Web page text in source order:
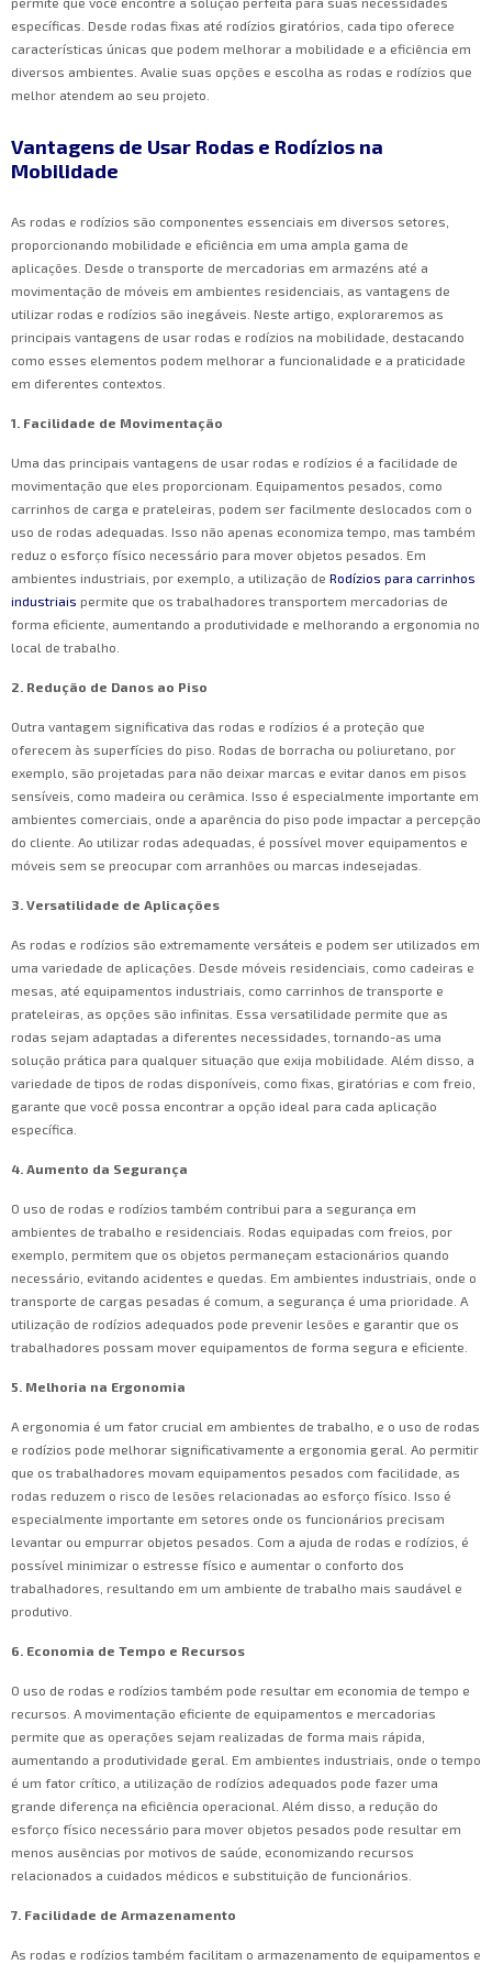
específicas. Desde rodas fixas até rodízios giratórios, cada tipo oferece
características únicas que podem melhorar a mobilidade e a eficiência em
diversos ambientes. Avalie suas opções e escolha as rodas e rodízios que
melhor atendem ao seu projeto.
Vantagens de Usar Rodas e Rodízios na
Mobilidade
As rodas e rodízios são componentes essenciais em diversos setores,
proporcionando mobilidade e eficiência em uma ampla gama de
aplicações. Desde o transporte de mercadorias em armazéns até a
movimentação de móveis em ambientes residenciais, as vantagens de
utilizar rodas e rodízios são inegáveis. Neste artigo, exploraremos as
principais vantagens de usar rodas e rodízios na mobilidade, destacando
como esses elementos podem melhorar a funcionalidade e a praticidade
em diferentes contextos.
1. Facilidade de Movimentação
Uma das principais vantagens de usar rodas e rodízios é a facilidade de
movimentação que eles proporcionam. Equipamentos pesados, como
carrinhos de carga e prateleiras, podem ser facilmente deslocados com o
uso de rodas adequadas. Isso não apenas economiza tempo, mas também
reduz o esforço físico necessário para mover objetos pesados. Em
ambientes industriais, por exemplo, a utilização de Rodízios para carrinhos
industriais permite que os trabalhadores transportem mercadorias de
forma eficiente, aumentando a produtividade e melhorando a ergonomia no
local de trabalho.
2. Redução de Danos ao Piso
Outra vantagem significativa das rodas e rodízios é a proteção que
oferecem às superfícies do piso. Rodas de borracha ou poliuretano, por
exemplo, são projetadas para não deixar marcas e evitar danos em pisos
sensíveis, como madeira ou cerâmica. Isso é especialmente importante em
ambientes comerciais, onde a aparência do piso pode impactar a percepção
do cliente. Ao utilizar rodas adequadas, é possível mover equipamentos e
móveis sem se preocupar com arranhões ou marcas indesejadas.
3. Versatilidade de Aplicações
As rodas e rodízios são extremamente versáteis e podem ser utilizados em
uma variedade de aplicações. Desde móveis residenciais, como cadeiras e
mesas, até equipamentos industriais, como carrinhos de transporte e
prateleiras, as opções são infinitas. Essa versatilidade permite que as
rodas sejam adaptadas a diferentes necessidades, tornando-as uma
solução prática para qualquer situação que exija mobilidade. Além disso, a
variedade de tipos de rodas disponíveis, como fixas, giratórias e com freio,
garante que você possa encontrar a opção ideal para cada aplicação
específica.
4. Aumento da Segurança
O uso de rodas e rodízios também contribui para a segurança em
ambientes de trabalho e residenciais. Rodas equipadas com freios, por
exemplo, permitem que os objetos permaneçam estacionários quando
necessário, evitando acidentes e quedas. Em ambientes industriais, onde o
transporte de cargas pesadas é comum, a segurança é uma prioridade. A
utilização de rodízios adequados pode prevenir lesões e garantir que os
trabalhadores possam mover equipamentos de forma segura e eficiente.
5. Melhoria na Ergonomia
A ergonomia é um fator crucial em ambientes de trabalho, e o uso de rodas
e rodízios pode melhorar significativamente a ergonomia geral. Ao permitir
que os trabalhadores movam equipamentos pesados com facilidade, as
rodas reduzem o risco de lesões relacionadas ao esforço físico. Isso é
especialmente importante em setores onde os funcionários precisam
levantar ou empurrar objetos pesados. Com a ajuda de rodas e rodízios, é
possível minimizar o estresse físico e aumentar o conforto dos
trabalhadores, resultando em um ambiente de trabalho mais saudável e
produtivo.
6. Economia de Tempo e Recursos
O uso de rodas e rodízios também pode resultar em economia de tempo e
recursos. A movimentação eficiente de equipamentos e mercadorias
permite que as operações sejam realizadas de forma mais rápida,
aumentando a produtividade geral. Em ambientes industriais, onde o tempo
é um fator crítico, a utilização de rodízios adequados pode fazer uma
grande diferença na eficiência operacional. Além disso, a redução do
esforço físico necessário para mover objetos pesados pode resultar em
menos ausências por motivos de saúde, economizando recursos
relacionados a cuidados médicos e substituição de funcionários.
7. Facilidade de Armazenamento
As rodas e rodízios também facilitam o armazenamento de equipamentos e